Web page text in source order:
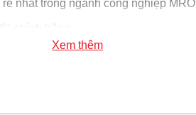
rẻ nhất trong ngành công nghiệp MRO
Xem thêm